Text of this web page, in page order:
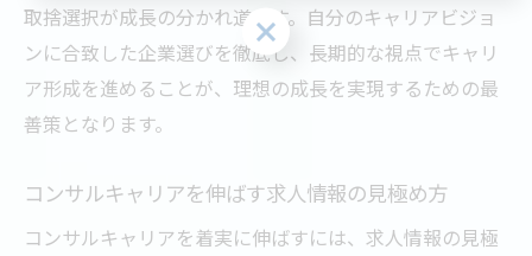
取捨選択が成長の分かれ道です。自分のキャリアビジョ
ンに合致した企業選びを徹底し、長期的な視点でキャリ
ア形成を進めることが、理想の成長を実現するための最
善策となります。
コンサルキャリアを伸ばす求人情報の見極め方
コンサルキャリアを着実に伸ばすには、求人情報の見極
お問い合わせはこちら